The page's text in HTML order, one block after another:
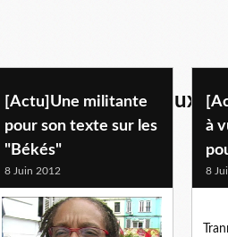
divers faits nationaux
[Actu]Une militante
pour son texte sur les
"Békés"
8 Juin 2012
à
8